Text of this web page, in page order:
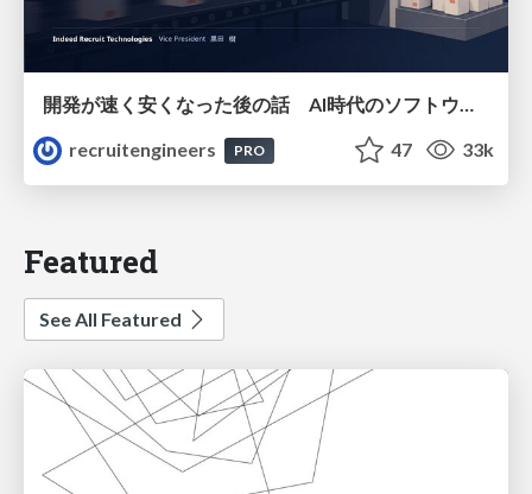
開発が速く安くなった後の話 AI時代のソフトウェアエンジニアリング組織論 #devsumi
recruitengineers
PRO 47 33k
Featured
See All Featured